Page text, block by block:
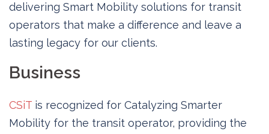
delivering Smart Mobility solutions for transit
operators that make a difference and leave a
lasting legacy for our clients.
Business
CSiT is recognized for Catalyzing Smarter
Mobility for the transit operator, providing the